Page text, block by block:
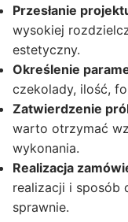
Przesłanie
wysokiej
estetyczny.
Określenie
czekolady, ilość,
Zatwierdzenie
warto otrzymać
wykonania.
Realizacja
realizacji i sposób
sprawnie.